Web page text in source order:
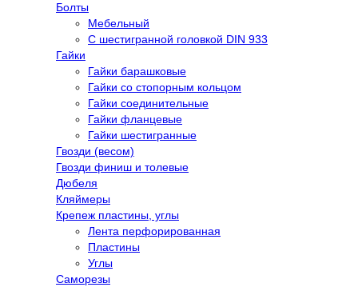
Болты
Мебельный
С шестигранной головкой DIN 933
Гайки
Гайки барашковые
Гайки со стопорным кольцом
Гайки соединительные
Гайки фланцевые
Гайки шестигранные
Гвозди (весом)
Гвозди финиш и толевые
Дюбеля
Кляймеры
Крепеж пластины, углы
Лента перфорированная
Пластины
Углы
Саморезы